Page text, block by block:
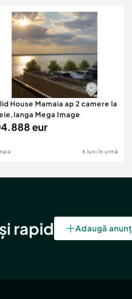
House Mamaia ap 2 camere la
Mega Image
eur
6 luni în urmă
rapid Adaugă anunț